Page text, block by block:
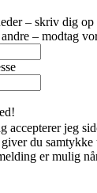
– skriv dig op
– modtag
accepterer jeg
du
er mulig